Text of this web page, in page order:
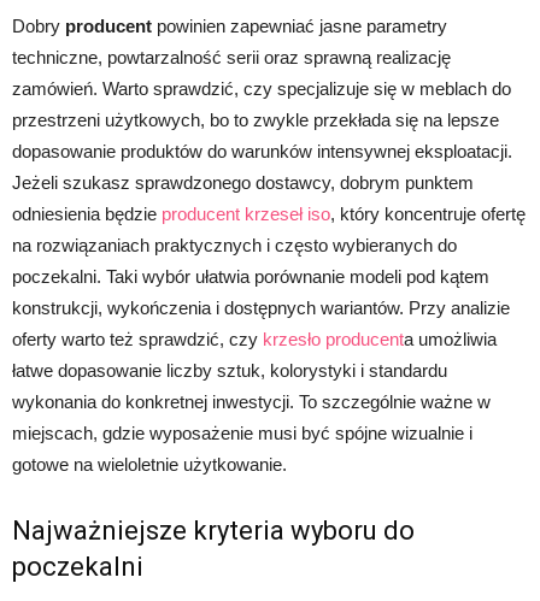
Dobry producent powinien zapewniać jasne parametry
techniczne, powtarzalność serii oraz sprawną realizację
zamówień. Warto sprawdzić, czy specjalizuje się w meblach do
przestrzeni użytkowych, bo to zwykle przekłada się na lepsze
dopasowanie produktów do warunków intensywnej eksploatacji.
Jeżeli szukasz sprawdzonego dostawcy, dobrym punktem
odniesienia będzie producent krzeseł iso, który koncentruje ofertę
na rozwiązaniach praktycznych i często wybieranych do
poczekalni. Taki wybór ułatwia porównanie modeli pod kątem
konstrukcji, wykończenia i dostępnych wariantów. Przy analizie
oferty warto też sprawdzić, czy krzesło producenta umożliwia
łatwe dopasowanie liczby sztuk, kolorystyki i standardu
wykonania do konkretnej inwestycji. To szczególnie ważne w
miejscach, gdzie wyposażenie musi być spójne wizualnie i
gotowe na wieloletnie użytkowanie.
Najważniejsze kryteria wyboru do
poczekalni